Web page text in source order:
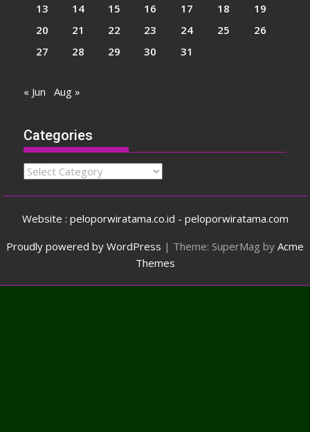
13
14 15 16 17 18
19
20
21 22 23 24 25
26
27
28 29 30 31
« Jun Aug »
Categories
Categories
Website : peloporwiratama.co.id - peloporwiratama.com
Proudly powered by WordPress | Theme: SuperMag by Acme
Themes